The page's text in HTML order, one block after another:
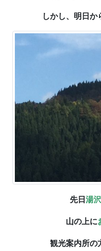
しかし、明日か
先日湯
山の上に
観光案内所の